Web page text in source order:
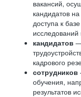
вакансий,
кандидатов
доступа к
кандидатов
кадрового
сотрудников
обучения,
результатов